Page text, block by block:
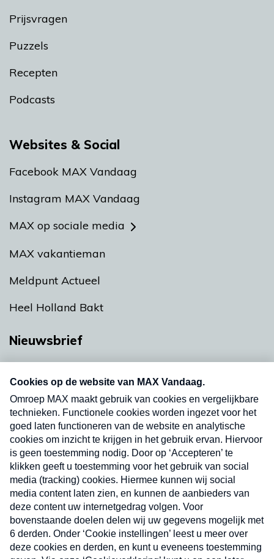
Prijsvragen
Puzzels
Recepten
Podcasts
Websites & Social
Facebook MAX Vandaag
Instagram MAX Vandaag
MAX op sociale media
MAX vakantieman
Meldpunt Actueel
Heel Holland Bakt
Nieuwsbrief
nieuwsbrief. Elke vrijdag- en dinsdagochtend in
uw mailbox.
Verzend
Nieuwsbrief